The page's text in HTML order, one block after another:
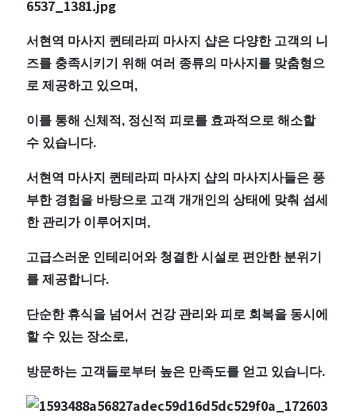
지
샵
｜
근
처
인
기
마
사
지
샵
서현역 마사지 퀸테라피 마사지 샵은 다양한 고객의 니
즈를 충족시키기 위해 여러 종류의 마사지를 맞춤형으
로 제공하고 있으며,
이를 통해 신체적, 정신적 피로를 효과적으로 해소할
수 있습니다.
서현역 마사지 퀸테라피 마사지 샵의 마사지사들은 풍
부한 경험을 바탕으로 고객 개개인의 상태에 맞춰 섬세
한 관리가 이루어지며,
고급스러운 인테리어와 청결한 시설로 편안한 분위기
를 제공합니다.
단순한 휴식을 넘어서 건강 관리와 피로 회복을 동시에
할 수 있는 장소로,
방문하는 고객들로부터 높은 만족도를 얻고 있습니다.